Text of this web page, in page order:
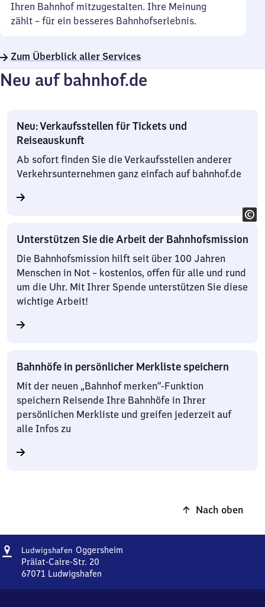
Ihren Bahnhof mitzugestalten. Ihre Meinung
zählt – für ein besseres Bahnhofserlebnis.
Zum Überblick aller Services
Neu auf bahnhof.de
Neu: Verkaufsstellen für Tickets und
Reiseauskunft
Ab sofort finden Sie die Verkaufsstellen anderer
Verkehrsunternehmen ganz einfach auf bahnhof.de
Unterstützen Sie die Arbeit der Bahnhofsmission
Die Bahnhofsmission hilft seit über 100 Jahren
Menschen in Not – kostenlos, offen für alle und rund
um die Uhr. Mit Ihrer Spende unterstützen Sie diese
wichtige Arbeit!
Bahnhöfe in persönlicher Merkliste speichern
Mit der neuen „Bahnhof merken“-Funktion
speichern Reisende Ihre Bahnhöfe in Ihrer
persönlichen Merkliste und greifen jederzeit auf
alle Infos zu
Nach oben
Adresse
Ludwigshafen Oggersheim
Prälat-Caire-Str. 20
67071 Ludwigshafen